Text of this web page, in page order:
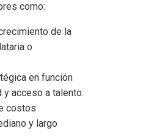
como:
de la
o
en función
acceso a talento.
costos
y largo